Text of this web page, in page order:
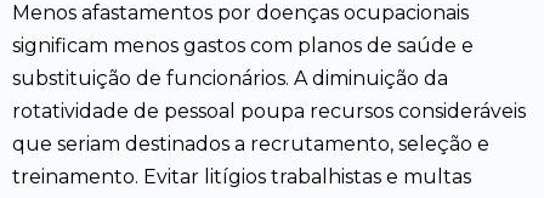
Menos afastamentos por doenças ocupacionais
significam menos gastos com planos de saúde e
substituição de funcionários. A diminuição da
rotatividade de pessoal poupa recursos consideráveis
que seriam destinados a recrutamento, seleção e
treinamento. Evitar litígios trabalhistas e multas